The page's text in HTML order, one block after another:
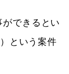
できるとい
という案件